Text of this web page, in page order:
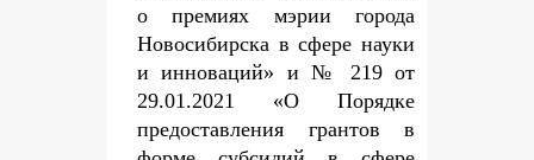
о премиях мэрии города
Новосибирска в сфере науки
и инноваций» и № 219 от
29.01.2021 «О Порядке
предоставления грантов в